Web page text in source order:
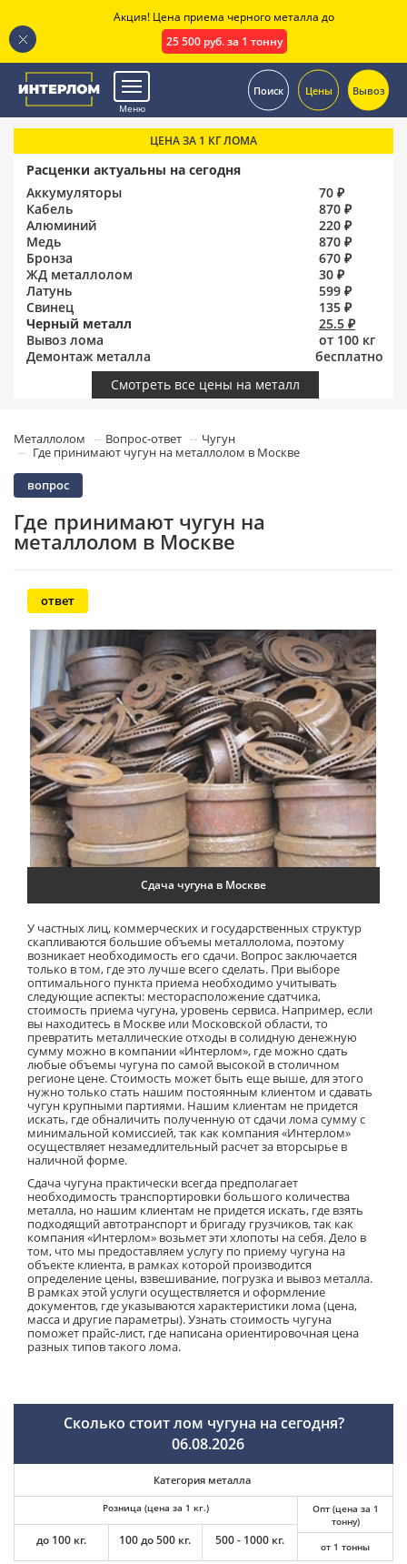
Меню
Поиск Цены Вывоз
ЦЕНА ЗА 1 КГ ЛОМА
Расценки актуальны на сегодня
Аккумуляторы
70 ₽
Кабель
870 ₽
Алюминий
220 ₽
Медь
870 ₽
Бронза
670 ₽
ЖД металлолом
30 ₽
Латунь
599 ₽
Свинец
135 ₽
Черный металл
25.5 ₽
Вывоз лома
от 100 кг
Демонтаж металла
бесплатно
Смотреть все цены на металл
Металлолом Вопрос-ответ
Чугун
Где принимают чугун на металлолом в Москве
вопрос
Где принимают чугун на
металлолом в Москве
ответ
У частных лиц, коммерческих и государственных структур
скапливаются большие объемы металлолома, поэтому
возникает необходимость его сдачи. Вопрос заключается
только в том, где это лучше всего сделать. При выборе
оптимального пункта приема необходимо учитывать
следующие аспекты: месторасположение сдатчика,
стоимость приема чугуна, уровень сервиса. Например, если
вы находитесь в Москве или Московской области, то
превратить металлические отходы в солидную денежную
сумму можно в компании «Интерлом», где можно сдать
любые объемы чугуна по самой высокой в столичном
регионе цене. Стоимость может быть еще выше, для этого
нужно только стать нашим постоянным клиентом и сдавать
чугун крупными партиями. Нашим клиентам не придется
искать, где обналичить полученную от сдачи лома сумму с
минимальной комиссией, так как компания «Интерлом»
осуществляет незамедлительный расчет за вторсырье в
наличной форме.
Сдача чугуна практически всегда предполагает
необходимость транспортировки большого количества
металла, но нашим клиентам не придется искать, где взять
подходящий автотранспорт и бригаду грузчиков, так как
компания «Интерлом» возьмет эти хлопоты на себя. Дело в
том, что мы предоставляем услугу по приему чугуна на
объекте клиента, в рамках которой производится
определение цены, взвешивание, погрузка и вывоз металла.
В рамках этой услуги осуществляется и оформление
документов, где указываются характеристики лома (цена,
масса и другие параметры). Узнать стоимость чугуна
поможет прайс-лист, где написана ориентировочная цена
разных типов такого лома.
Сдача чугуна в Москве
Сколько стоит лом чугуна на сегодня?
06.08.2026
Категория металла
Розница (цена за 1 кг.)
до 100 кг. 100 до 500 кг. 500 - 1000 кг.
Опт (цена за 1
тонну)
от 1 тонны
Акция! Цена приема черного металла до
25 500 руб. за 1 тонну
.